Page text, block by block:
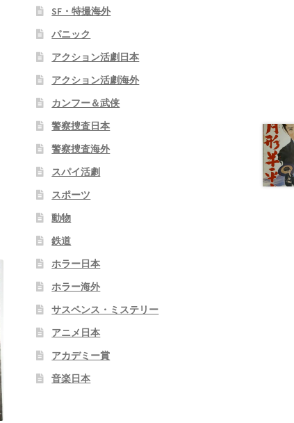
SF・特撮海外
パニック
アクション活劇日本
アクション活劇海外
カンフー＆武侠
警察捜査日本
警察捜査海外
スパイ活劇
スポーツ
動物
鉄道
ホラー日本
ホラー海外
サスペンス・ミステリー
アニメ日本
アカデミー賞
音楽日本